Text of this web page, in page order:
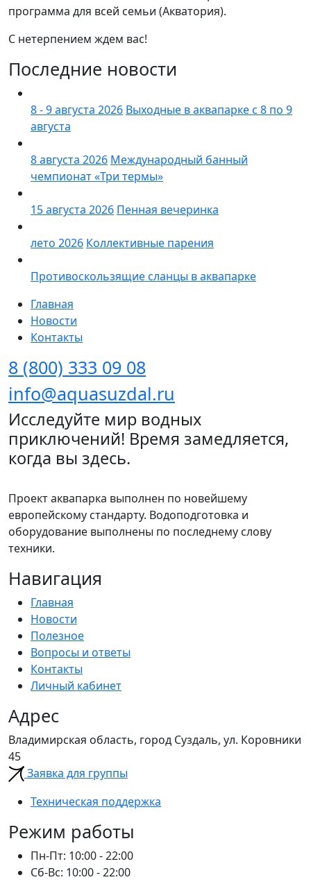
программа для всей семьи (Акватория).
С нетерпением ждем вас!
Последние новости
8 - 9 августа 2026 Выходные в аквапарке с 8 по 9
августа
8 августа 2026 Международный банный
чемпионат «Три термы»
15 августа 2026 Пенная вечеринка
лето 2026 Коллективные парения
Противоскользящие сланцы в аквапарке
Главная
Новости
Контакты
8 (800) 333 09 08
info@aquasuzdal.ru
Исследуйте мир водных
приключений! Время замедляется,
когда вы здесь.
Проект аквапарка выполнен по новейшему
европейскому стандарту. Водоподготовка и
оборудование выполнены по последнему слову
техники.
Навигация
Главная
Новости
Полезное
Вопросы и ответы
Контакты
Личный кабинет
Адрес
Владимирская область, город Суздаль, ул. Коровники
45
Заявка для группы
Техническая поддержка
Режим работы
Пн-Пт: 10:00 - 22:00
Сб-Вс: 10:00 - 22:00